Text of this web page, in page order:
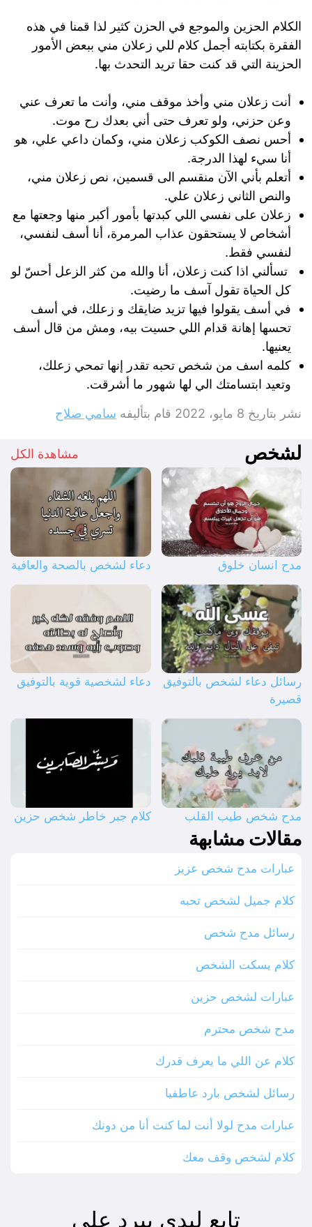
الكلام الحزين والموجع في الحزن كثير لذا قمنا في هذه
الفقرة بكتابته أجمل كلام للي زعلان مني ببعض الأمور
الحزينة التي قد كنت حقا تريد التحدث بها.
أنت زعلان مني وأخذ موقف مني، وأنت ما تعرف عني
وعن حزني، ولو تعرف حتى أني بعدك رح موت.
أحس نصف الكوكب زعلان مني، وكمان داعي علي، هو
أنا سيء لهذا الدرجة.
أتعلم بأني الآن منقسم الى قسمين، نص زعلان مني،
والنص الثاني زعلان علي.
زعلان على نفسي اللي كبدتها بأمور أكبر منها وجعتها مع
أشخاص لا يستحقون عذاب المرمرة، أنا أسف لنفسي،
لنفسي فقط.
تسألني اذا كنت زعلان، أنا والله من كثر الزعل أحسّ لو
كل الحياة تقول آسف ما رضيت.
في أسف يقولوا فيها تزيد ضايقك و زعلك، في أسف
تحسها إهانة قدام اللي حسيت بيه، ومش من قال أسف
يعنيها.
كلمه اسف من شخص تحبه تقدر إنها تمحي زعلك،
وتعيد ابتسامتك الي لها شهور ما أشرقت.
نشر بتاريخ 8 مايو، 2022 قام بتأليفه سامي صلاح
لشخص مشاهدة الكل
مدح انسان خلوق دعاء لشخص بالصحة والعافية
رسائل دعاء لشخص بالتوفيق
قصيرة
دعاء لشخصية قوية بالتوفيق
مدح شخص طيب القلب كلام جبر خاطر شخص حزين
مقالات مشابهة
عبارات مدح شخص عزيز
كلام جميل لشخص تحبه
رسائل مدح شخص
كلام يسكت الشخص
عبارات لشخص حزين
مدح شخص محترم
كلام عن اللي ما يعرف قدرك
رسائل لشخص بارد عاطفيا
عبارات مدح لولا أنت لما كنت أنا من دونك
كلام لشخص وقف معك
تابع ليدي بيرد على